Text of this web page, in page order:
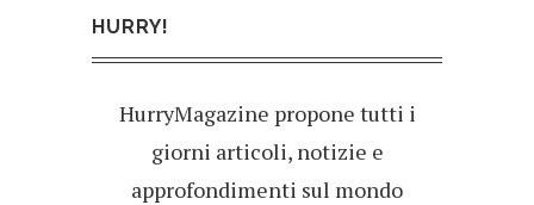
HURRY!
HurryMagazine propone tutti i
giorni articoli, notizie e
approfondimenti sul mondo